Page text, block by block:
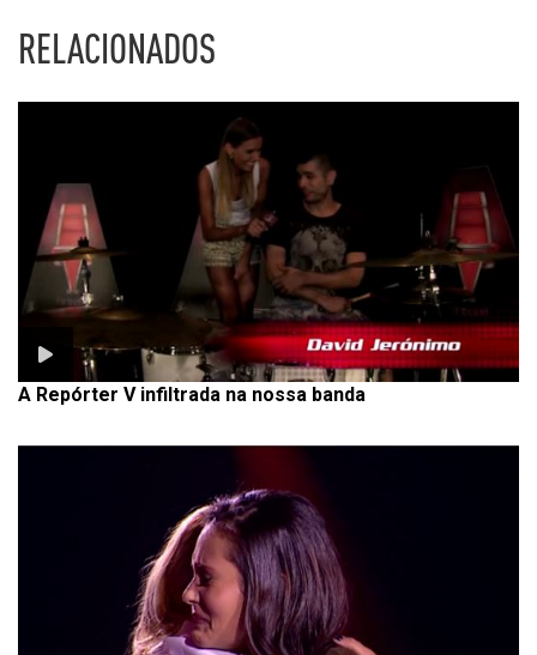
RELACIONADOS
A Repórter V infiltrada na nossa banda